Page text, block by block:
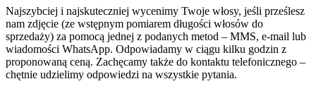
Najszybciej i najskuteczniej wycenimy Twoje włosy, jeśli prześlesz
nam zdjęcie (ze wstępnym pomiarem długości włosów do
sprzedaży) za pomocą jednej z podanych metod – MMS, e-mail lub
wiadomości WhatsApp. Odpowiadamy w ciągu kilku godzin z
proponowaną ceną. Zachęcamy także do kontaktu telefonicznego –
chętnie udzielimy odpowiedzi na wszystkie pytania.